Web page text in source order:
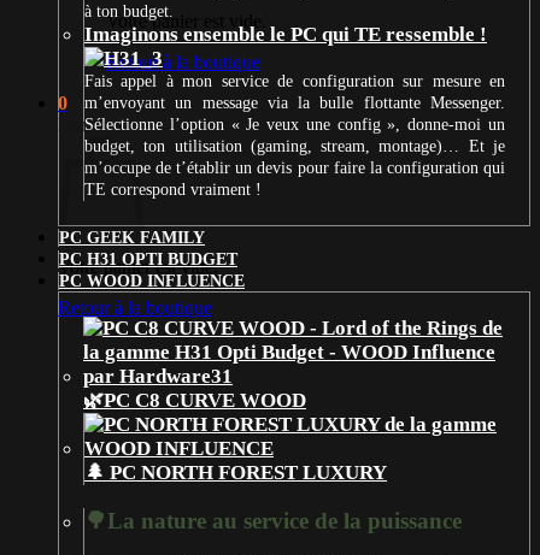
Votre panier est vide.
Retour à la boutique
0
Panier
Votre panier est vide.
Retour à la boutique
à ton budget.
Imaginons ensemble le PC qui TE ressemble !
Fais appel à mon service de configuration sur mesure en
m’envoyant un message via la bulle flottante Messenger.
Sélectionne l’option « Je veux une config », donne-moi un
budget, ton utilisation (gaming, stream, montage)… Et je
m’occupe de t’établir un devis pour faire la configuration qui
TE correspond vraiment !
PC GEEK FAMILY
PC H31 OPTI BUDGET
PC WOOD INFLUENCE
🌿PC C8 CURVE WOOD
🌲 PC NORTH FOREST LUXURY
🌳La nature au service de la puissance